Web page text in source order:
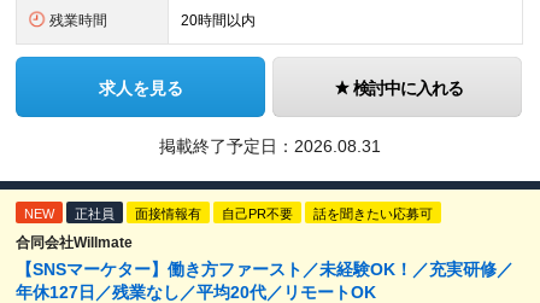
残業時間 20時間以内
求人を見る 検討中に入れる
掲載終了予定日： 2026.08.31
NEW 正社員 面接情報有 自己PR不要 話を聞きたい応募可
合同会社Willmate
【SNSマーケター】働き方ファースト／未経験OK！／充実研修／
年休127日／残業なし／平均20代／リモートOK